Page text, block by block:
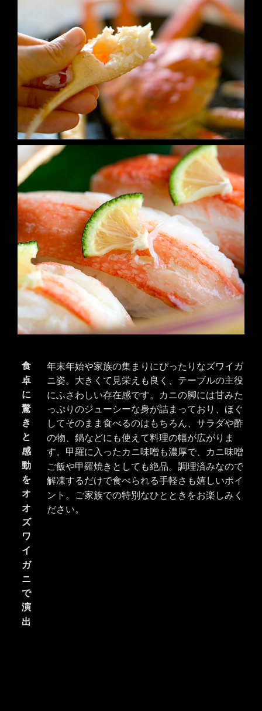
食
卓
に
驚
き
と
感
動
を
オ
オ
ズ
ワ
イ
ガ
ニ
で
演
出
年末年始や家族の集まりにぴったりなズワイガ
ニ姿。大きくて見栄えも良く、テーブルの主役
にふさわしい存在感です。カニの脚には甘みた
っぷりのジューシーな身が詰まっており、ほぐ
してそのまま食べるのはもちろん、サラダや酢
の物、鍋などにも使えて料理の幅が広がりま
す。甲羅に入ったカニ味噌も濃厚で、カニ味噌
ご飯や甲羅焼きとしても絶品。調理済みなので
解凍するだけで食べられる手軽さも嬉しいポイ
ント。ご家族での特別なひとときをお楽しみく
ださい。